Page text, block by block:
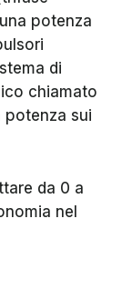
potenza
di
chiamato
potenza sui
da 0 a
nel